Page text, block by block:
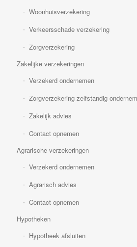
Woonhuisverzekering
Verkeersschade verzekering
Zorgverzekering
Zakelijke verzekeringen
Verzekerd ondernemen
Zorgverzekering zelfstandig
Zakelijk advies
Contact opnemen
Agrarische verzekeringen
Verzekerd ondernemen
Agrarisch advies
Contact opnemen
Hypotheken
Hypotheek afsluiten